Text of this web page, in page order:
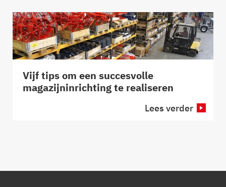
Vijf tips om een succesvolle
magazijninrichting te realiseren
Lees verder